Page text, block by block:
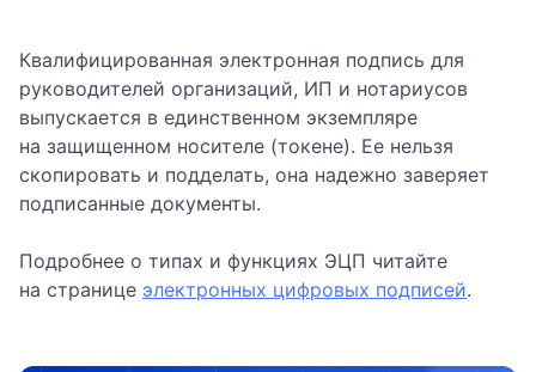
Квалифицированная электронная подпись для
руководителей организаций, ИП и нотариусов
выпускается в единственном экземпляре
на защищенном носителе (токене). Ее нельзя
скопировать и подделать, она надежно заверяет
подписанные документы.
Подробнее о типах и функциях ЭЦП читайте
на странице электронных цифровых подписей.